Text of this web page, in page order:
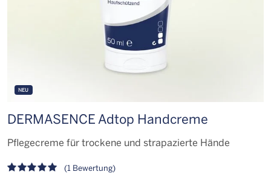
NEU
DERMASENCE Adtop Handcreme
Pflegecreme für trockene und strapazierte Hände
(1 Bewertung)